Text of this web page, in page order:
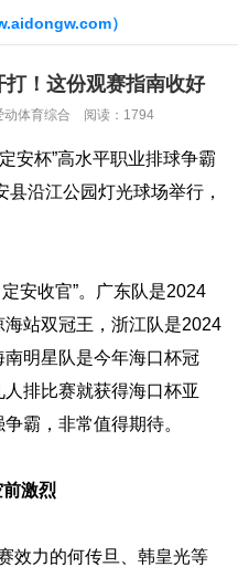
）
打！这份观赛指南收好
体育综合 阅读：1794
安杯”高水平职业排球争霸
沿江公园灯光球场举行，
安收官”。广东队是2024
站双冠王，浙江队是2024
明星队是今年海口杯冠
排比赛就获得海口杯亚
霸，非常值得期待。
前激烈
效力的何传旦、韩皇光等